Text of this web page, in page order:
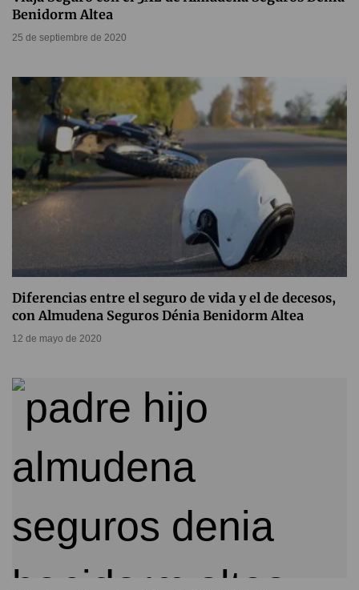
Benidorm Altea
25 de septiembre de 2020
Diferencias entre el seguro de vida y el de decesos,
con Almudena Seguros Dénia Benidorm Altea
12 de mayo de 2020